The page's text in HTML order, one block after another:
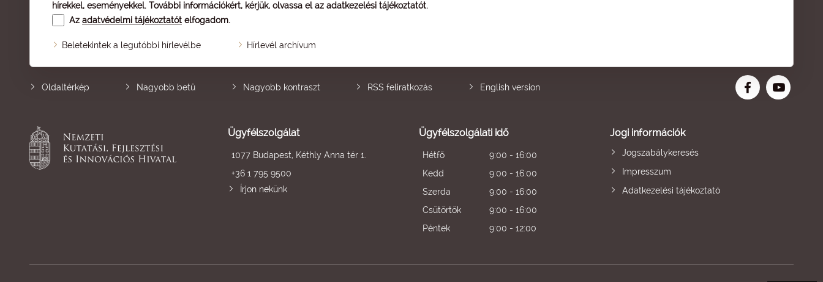
hírekkel, eseményekkel. További információkért, kérjük, olvassa el az adatkezelési tájékoztatót.
Az adatvédelmi tájékoztatót elfogadom.
Beletekintek a legutóbbi hírlevélbe Hírlevél archívum
Oldaltérkép Nagyobb betű Nagyobb kontraszt RSS feliratkozás English version
Ügyfélszolgálat
1077 Budapest, Kéthly Anna tér 1.
+36 1 795 9500
Írjon nekünk
Ügyfélszolgálati idő
Hétfő
9:00 - 16:00
Kedd
9:00 - 16:00
Szerda
9:00 - 16:00
Csütörtök
9:00 - 16:00
Péntek
9:00 - 12:00
Jogi információk
Jogszabálykeresés
Impresszum
Adatkezelési tájékoztató